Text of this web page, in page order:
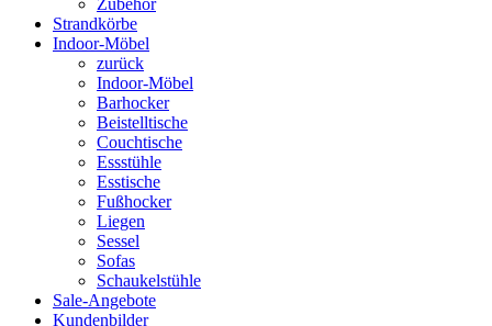
Zubehör
Strandkörbe
Indoor-Möbel
zurück
Indoor-Möbel
Barhocker
Beistelltische
Couchtische
Essstühle
Esstische
Fußhocker
Liegen
Sessel
Sofas
Schaukelstühle
Sale-Angebote
Kundenbilder